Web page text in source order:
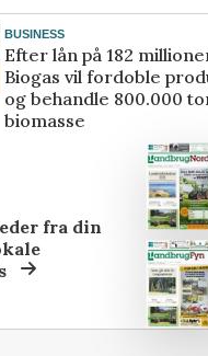
BUSINESS
Efter lån på 182
Biogas vil fordoble
og behandle 800.000
biomasse
fra din